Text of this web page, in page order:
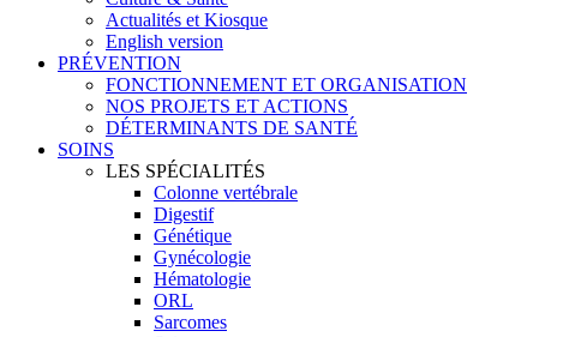
Actualités et Kiosque
English version
PRÉVENTION
FONCTIONNEMENT ET ORGANISATION
NOS PROJETS ET ACTIONS
DÉTERMINANTS DE SANTÉ
SOINS
LES SPÉCIALITÉS
Colonne vertébrale
Digestif
Génétique
Gynécologie
Hématologie
ORL
Sarcomes